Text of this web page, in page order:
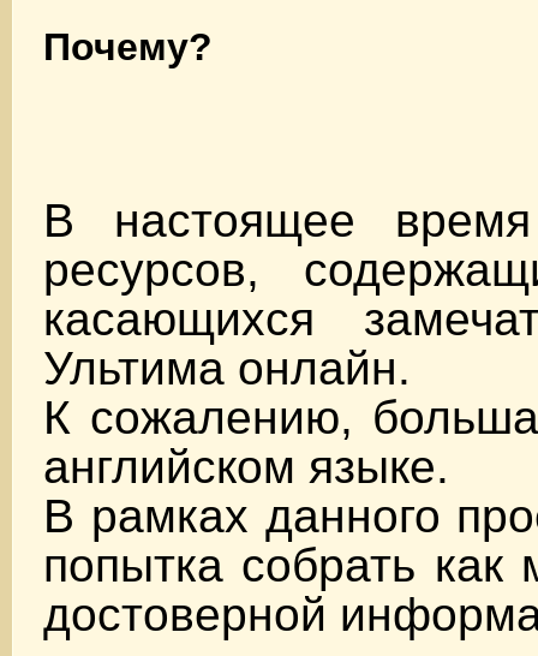
Почему?
В настоящее
ресурсов,
касающихся
Ультима онлайн.
К сожалению,
английском языке.
В рамках данного
попытка собрать
достоверной